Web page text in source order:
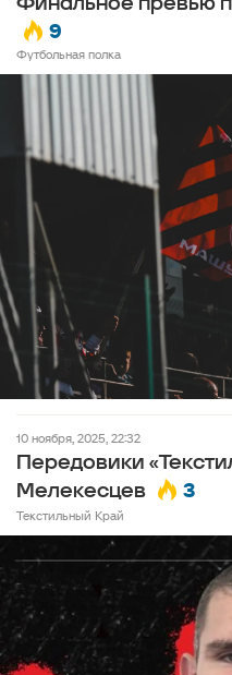
9
Футбольная полка
10 ноября, 2025, 22:32
Передовики
Мелекесцев
3
Текстильный Край